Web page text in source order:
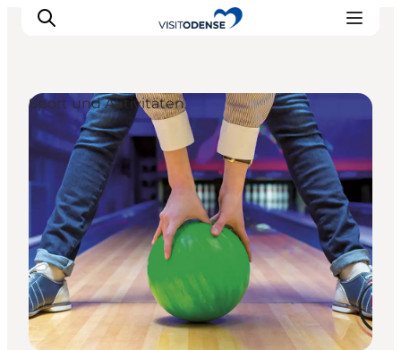
Odense erleben
Veranstaltungen
Reiseplanung
Inspiration
Sport und Aktivitäten